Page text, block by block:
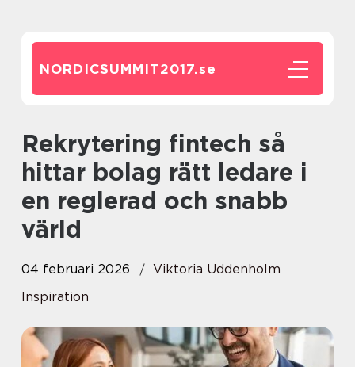
NORDICSUMMIT2017.se
Rekrytering fintech så
hittar bolag rätt ledare i
en reglerad och snabb
värld
04 februari 2026
Viktoria Uddenholm
Inspiration